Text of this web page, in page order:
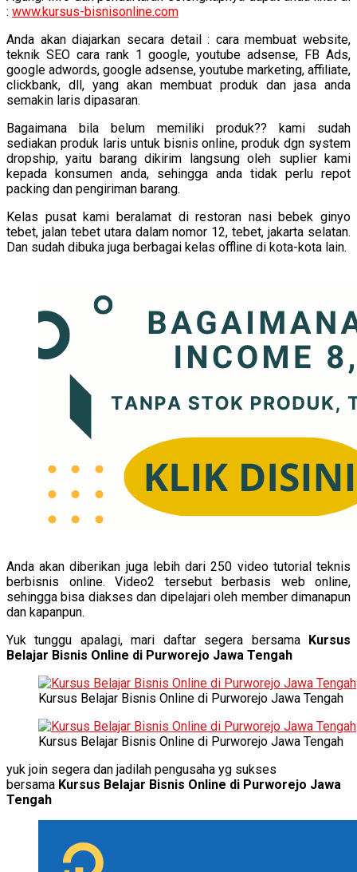
: www.kursus-bisnisonline.com
Anda akan diajarkan secara detail : cara membuat website,
teknik SEO cara rank 1 google, youtube adsense, FB Ads,
google adwords, google adsense, youtube marketing, affiliate,
clickbank, dll, yang akan membuat produk dan jasa anda
semakin laris dipasaran.
Bagaimana bila belum memiliki produk?? kami sudah
sediakan produk laris untuk bisnis online, produk dgn system
dropship, yaitu barang dikirim langsung oleh suplier kami
kepada konsumen anda, sehingga anda tidak perlu repot
packing dan pengiriman barang.
Kelas pusat kami beralamat di restoran nasi bebek ginyo
tebet, jalan tebet utara dalam nomor 12, tebet, jakarta selatan.
Dan sudah dibuka juga berbagai kelas offline di kota-kota lain.
Anda akan diberikan juga lebih dari 250 video tutorial teknis
berbisnis online. Video2 tersebut berbasis web online,
sehingga bisa diakses dan dipelajari oleh member dimanapun
dan kapanpun.
Yuk tunggu apalagi, mari daftar segera bersama Kursus
Belajar Bisnis Online di Purworejo Jawa Tengah
Kursus Belajar Bisnis Online di Purworejo Jawa Tengah
Kursus Belajar Bisnis Online di Purworejo Jawa Tengah
yuk join segera dan jadilah pengusaha yg sukses
bersama Kursus Belajar Bisnis Online di Purworejo Jawa
Tengah